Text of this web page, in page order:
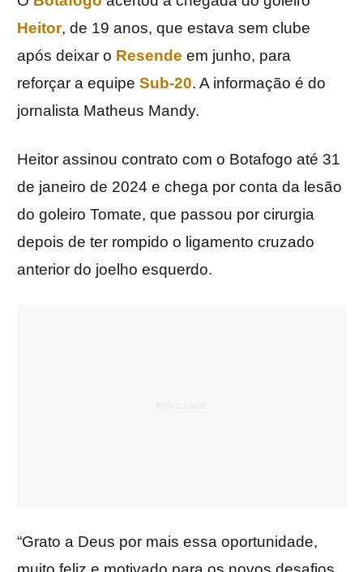
Heitor, de 19 anos, que estava sem clube
após deixar o Resende em junho, para
reforçar a equipe Sub-20. A informação é do
jornalista Matheus Mandy.
Heitor assinou contrato com o Botafogo até 31
de janeiro de 2024 e chega por conta da lesão
do goleiro Tomate, que passou por cirurgia
depois de ter rompido o ligamento cruzado
anterior do joelho esquerdo.
“Grato a Deus por mais essa oportunidade,